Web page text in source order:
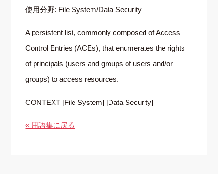
使用分野: File System/Data Security
A persistent list, commonly composed of Access
Control Entries (ACEs), that enumerates the rights
of principals (users and groups of users and/or
groups) to access resources.
CONTEXT [File System] [Data Security]
« 用語集に戻る